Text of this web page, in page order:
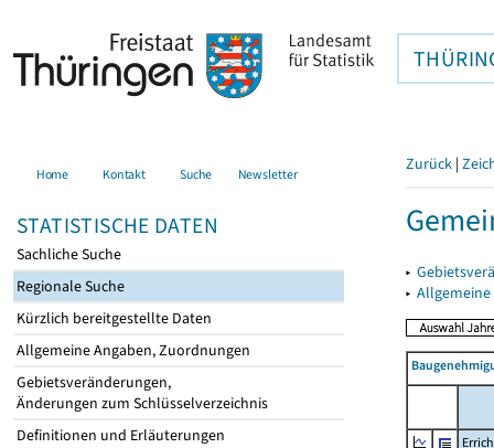
Home Kontakt Suche Newsletter
STATISTISCHE DATEN
Sachliche Suche
Regionale Suche
Kürzlich bereitgestellte Daten
Allgemeine Angaben, Zuordnungen
Gebietsveränderungen,
Änderungen zum Schlüsselverzeichnis
Definitionen und Erläuterungen
Zurück |
▸
▸